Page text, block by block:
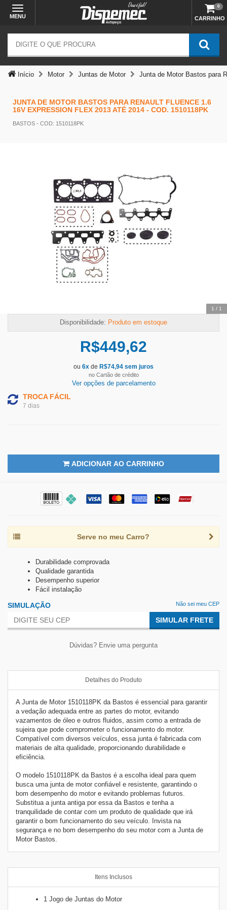
MENU CARRINHO
0
Início Motor Juntas de Motor Junta de Motor Bastos para
JUNTA DE MOTOR BASTOS PARA RENAULT FLUENCE 1.6
16V EXPRESSION FLEX 2013 ATÉ 2014 - COD. 1510118PK
BASTOS - COD: 1510118PK
1 / 1
Disponibilidade: Produto em estoque
R$449,62
ou 6x de R$74,94 sem juros
no Cartão de crédito
Ver opções de parcelamento
TROCA FÁCIL
7 dias
ADICIONAR AO CARRINHO
Temos outras opções mais
adequadas
Serve no meu Carro?
Durabilidade comprovada
Qualidade garantida
Desempenho superior
Fácil instalação
SIMULAÇÃO Não sei meu CEP
SIMULAR FRETE
Dúvidas? Envie uma pergunta
Detalhes do Produto
A Junta de Motor 1510118PK da Bastos é essencial para garantir
a vedação adequada entre as partes do motor, evitando
vazamentos de óleo e outros fluidos, assim como a entrada de
sujeira que pode comprometer o funcionamento do motor.
Compatível com diversos veículos, essa junta é fabricada com
materiais de alta qualidade, proporcionando durabilidade e
eficiência.
O modelo 1510118PK da Bastos é a escolha ideal para quem
busca uma junta de motor confiável e resistente, garantindo o
bom desempenho do motor e evitando problemas futuros.
Substitua a junta antiga por essa da Bastos e tenha a
tranquilidade de contar com um produto de qualidade que ir
garantir o bom funcionamento do seu veículo. Invista na
segurança e no bom desempenho do seu motor com a Junta de
Motor Bastos.
Itens Inclusos
1 Jogo de Juntas do Motor